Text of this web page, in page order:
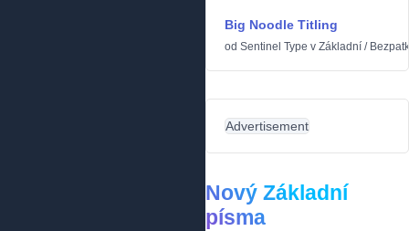
Big Noodle Titling
od Sentinel Type v Základní /
Advertisement
Nový Základní
písma